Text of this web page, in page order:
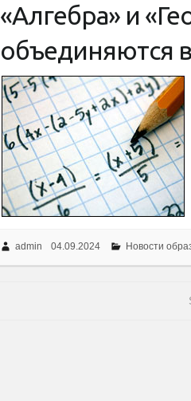
«Алгебра» и
объединяются
admin 04.09.2024 Новости